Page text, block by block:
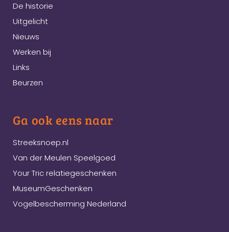
De historie
Uitgelicht
Nieuws
Werken bij
Links
Beurzen
Ga ook eens naar
Streeksnoep.nl
Van der Meulen Speelgoed
Your Tric relatiegeschenken
MuseumGeschenken
Vogelbescherming Nederland